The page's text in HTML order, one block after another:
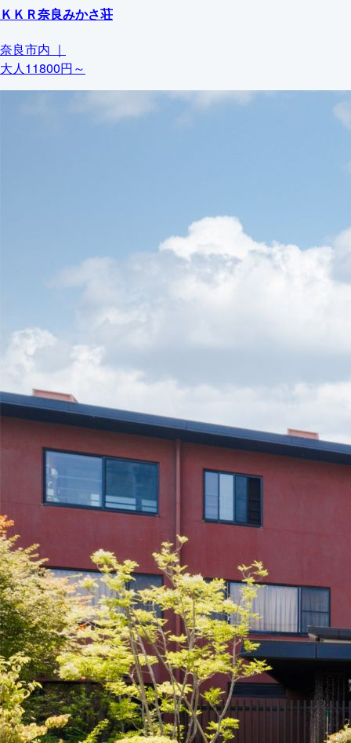
ＫＫＲ奈良みかさ荘
奈良市内 ｜
大人11800円～